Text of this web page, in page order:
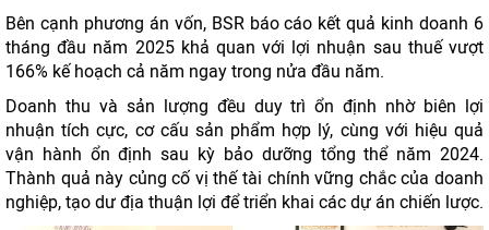
Bên cạnh phương án vốn, BSR báo cáo kết quả kinh doanh 6
tháng đầu năm 2025 khả quan với lợi nhuận sau thuế vượt
166% kế hoạch cả năm ngay trong nửa đầu năm.
Doanh thu và sản lượng đều duy trì ổn định nhờ biên lợi
nhuận tích cực, cơ cấu sản phẩm hợp lý, cùng với hiệu quả
vận hành ổn định sau kỳ bảo dưỡng tổng thể năm 2024.
Thành quả này củng cố vị thế tài chính vững chắc của doanh
nghiệp, tạo dư địa thuận lợi để triển khai các dự án chiến lược.